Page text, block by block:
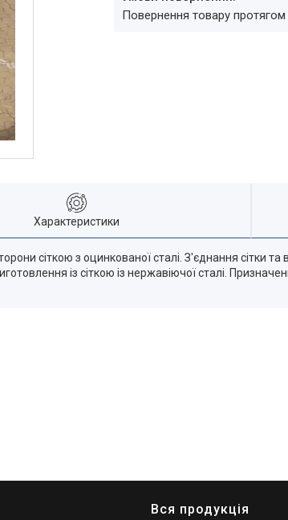
повернення товару
Характеристики
сіткою з оцинкованої сталі. З'єднання сітки
із сіткою із нержавіючої сталі.
Вся продукція